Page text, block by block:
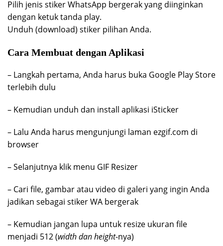
Pilih jenis stiker WhatsApp bergerak yang diinginkan
dengan ketuk tanda play.
Unduh (download) stiker pilihan Anda.
Cara Membuat dengan Aplikasi
– Langkah pertama, Anda harus buka Google Play Store
terlebih dulu
– Kemudian unduh dan install aplikasi iSticker
– Lalu Anda harus mengunjungi laman ezgif.com di
browser
– Selanjutnya klik menu GIF Resizer
– Cari file, gambar atau video di galeri yang ingin Anda
jadikan sebagai stiker WA bergerak
– Kemudian jangan lupa untuk resize ukuran file
menjadi 512 (width dan height-nya)